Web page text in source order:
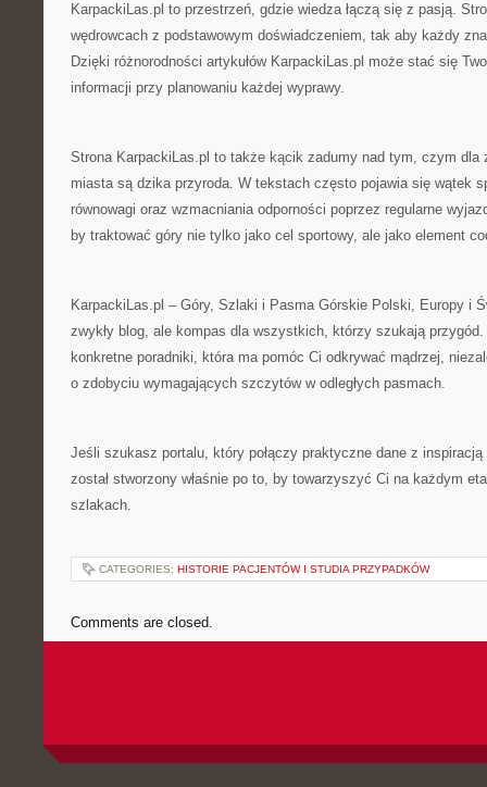
KarpackiLas.pl to przestrzeń, gdzie wiedza łączą się z pasją.
wędrowcach z podstawowym doświadczeniem, tak aby każdy
Dzięki różnorodności artykułów KarpackiLas.pl może stać się
informacji przy planowaniu każdej wyprawy.
Strona KarpackiLas.pl to także kącik zadumy nad tym, czym dla
miasta są dzika przyroda. W tekstach często pojawia się wątek
równowagi oraz wzmacniania odporności poprzez regularne
by traktować góry nie tylko jako cel sportowy, ale jako element
KarpackiLas.pl – Góry, Szlaki i Pasma Górskie Polski, Europy i
zwykły blog, ale kompas dla wszystkich, którzy szukają
konkretne poradniki, która ma pomóc Ci odkrywać mądrzej,
o zdobyciu wymagających szczytów w odległych pasmach.
Jeśli szukasz portalu, który połączy praktyczne dane z
został stworzony właśnie po to, by towarzyszyć Ci na każdym
szlakach.
CATEGORIES: HISTORIE PACJENTÓW I STUDIA PRZYPADKÓW
Comments are closed.